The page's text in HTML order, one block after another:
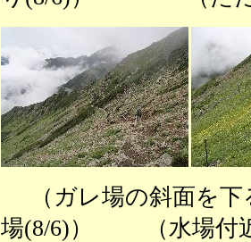
（ガレ場の斜面を
場(8/6)） （水場付近